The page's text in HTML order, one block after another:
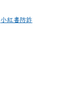
小紅書防詐